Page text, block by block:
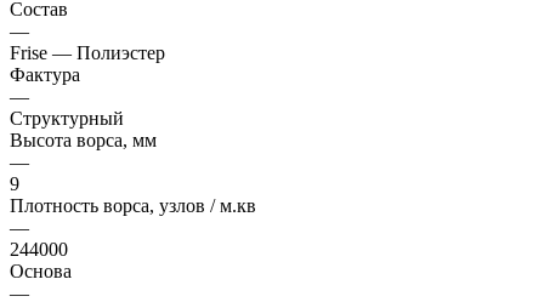
Состав
—
Frise — Полиэстер
Фактура
—
Структурный
Высота ворса, мм
—
9
Плотность ворса, узлов / м.кв
—
244000
Основа
—